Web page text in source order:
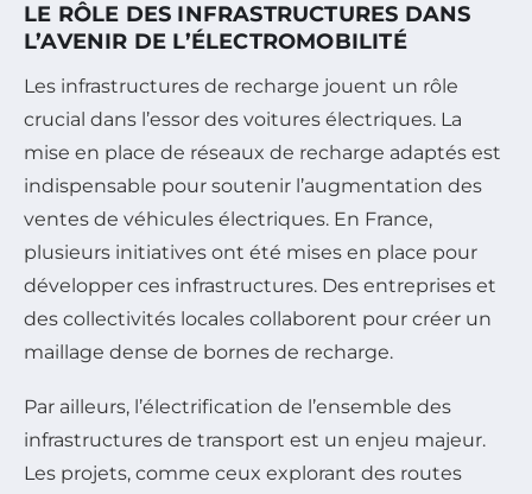
LE RÔLE DES INFRASTRUCTURES DANS
L’AVENIR DE L’ÉLECTROMOBILITÉ
Les infrastructures de recharge jouent un rôle
crucial dans l’essor des voitures électriques. La
mise en place de réseaux de recharge adaptés est
indispensable pour soutenir l’augmentation des
ventes de véhicules électriques. En France,
plusieurs initiatives ont été mises en place pour
développer ces infrastructures. Des entreprises et
des collectivités locales collaborent pour créer un
maillage dense de bornes de recharge.
Par ailleurs, l’électrification de l’ensemble des
infrastructures de transport est un enjeu majeur.
Les projets, comme ceux explorant des routes